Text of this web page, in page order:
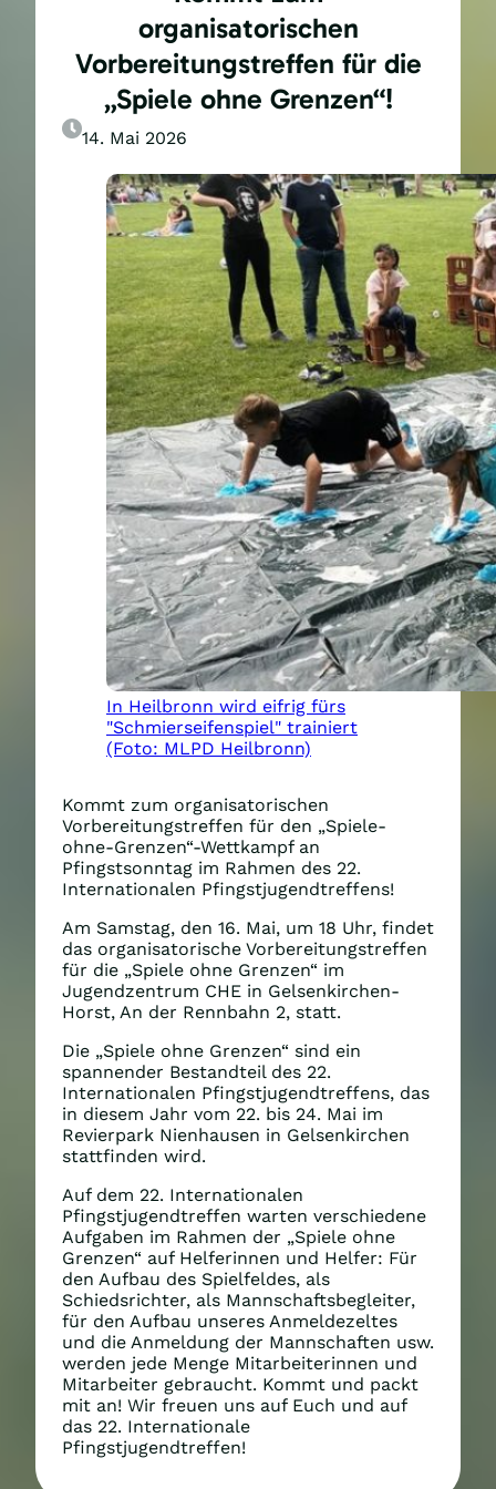
organisatorischen
Vorbereitungstreffen für die
„Spiele ohne Grenzen“!
14. Mai 2026
In Heilbronn wird eifrig fürs
"Schmierseifenspiel" trainiert
(Foto: MLPD Heilbronn)
Kommt zum organisatorischen
Vorbereitungstreffen für den „Spiele-
ohne-Grenzen“-Wettkampf an
Pfingstsonntag im Rahmen des 22.
Internationalen Pfingstjugendtreffens!
Am Samstag, den 16. Mai, um 18 Uhr, findet
das organisatorische Vorbereitungstreffen
für die „Spiele ohne Grenzen“ im
Jugendzentrum CHE in Gelsenkirchen-
Horst, An der Rennbahn 2, statt.
Die „Spiele ohne Grenzen“ sind ein
spannender Bestandteil des 22.
Internationalen Pfingstjugendtreffens, das
in diesem Jahr vom 22. bis 24. Mai im
Revierpark Nienhausen in Gelsenkirchen
stattfinden wird.
Auf dem 22. Internationalen
Pfingstjugendtreffen warten verschiedene
Aufgaben im Rahmen der „Spiele ohne
Grenzen“ auf Helferinnen und Helfer: Für
den Aufbau des Spielfeldes, als
Schiedsrichter, als Mannschaftsbegleiter,
für den Aufbau unseres Anmeldezeltes
und die Anmeldung der Mannschaften usw.
werden jede Menge Mitarbeiterinnen und
Mitarbeiter gebraucht. Kommt und packt
mit an! Wir freuen uns auf Euch und auf
das 22. Internationale
Pfingstjugendtreffen!